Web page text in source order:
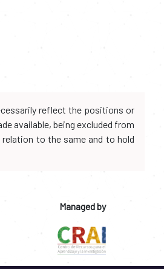
reflect the positions or
available, being excluded from
to the same and to hold
Managed by